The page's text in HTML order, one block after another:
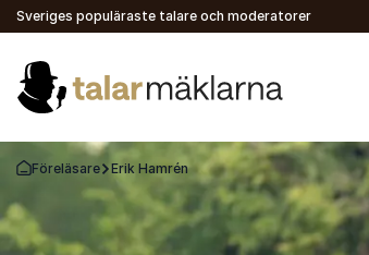
Sveriges populäraste talare och moderatorer
Gå tillbaka till startsidan
Föreläsare Erik Hamrén